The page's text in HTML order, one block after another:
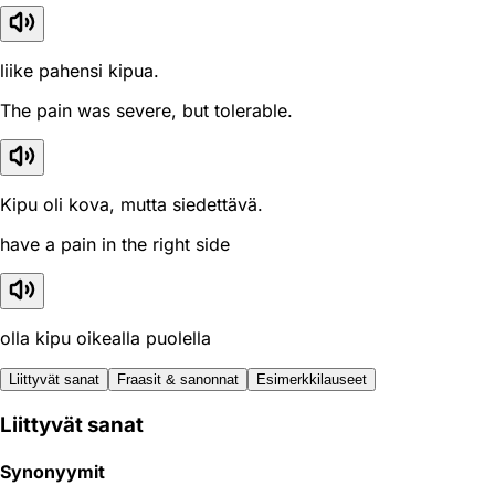
liike pahensi kipua.
The pain was severe, but tolerable.
Kipu oli kova, mutta siedettävä.
have a pain in the right side
olla kipu oikealla puolella
Liittyvät sanat Fraasit & sanonnat Esimerkkilauseet
Liittyvät sanat
Synonyymit